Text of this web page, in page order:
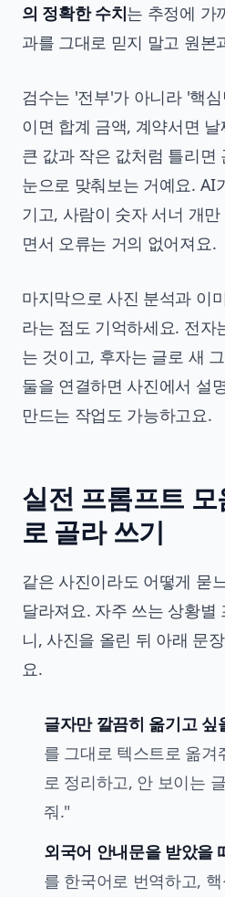
의 정확한 수치는 추정에 가
과를 그대로 믿지 말고 원본
검수는 '전부'가 아니라 '핵
이면 합계 금액, 계약서면
큰 값과 작은 값처럼 틀리면
눈으로 맞춰보는 거예요. AI
기고, 사람이 숫자 서너 개
면서 오류는 거의 없어져요.
마지막으로 사진 분석과 이
라는 점도 기억하세요. 전자
는 것이고, 후자는 글로 새
둘을 연결하면 사진에서 설
만드는 작업도 가능하고요.
실전 프롬프트
로 골라 쓰기
같은 사진이라도 어떻게 묻
달라져요. 자주 쓰는 상황별
니, 사진을 올린 뒤 아래 문
요.
글자만 깔끔히 옮기고 싶
를 그대로 텍스트로 옮겨
로 정리하고, 안 보이는
줘."
외국어 안내문을 받았을
를 한국어로 번역하고,